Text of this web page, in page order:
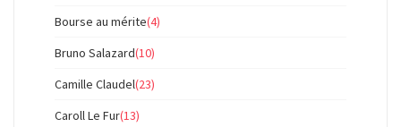
Bourse au mérite(4)
Bruno Salazard(10)
Camille Claudel(23)
Caroll Le Fur(13)